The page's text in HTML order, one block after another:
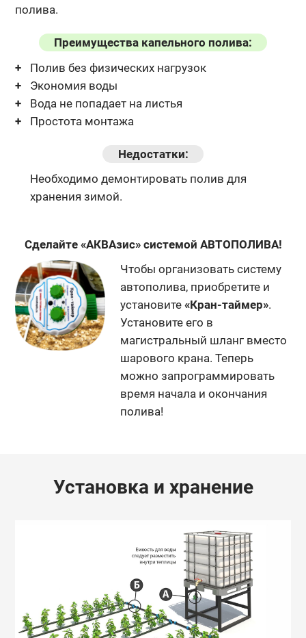
полива.
Преимущества капельного полива:
Полив без физических нагрузок
Экономия воды
Вода не попадает на листья
Простота монтажа
Недостатки:
Необходимо демонтировать полив для
хранения зимой.
Сделайте «АКВАзис» системой АВТОПОЛИВА!
Чтобы организовать систему
автополива, приобретите и
установите «Кран-таймер».
Установите его в
магистральный шланг вместо
шарового крана. Теперь
можно запрограммировать
время начала и окончания
полива!
Установка и хранение